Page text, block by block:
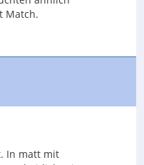
Match.
In matt mit